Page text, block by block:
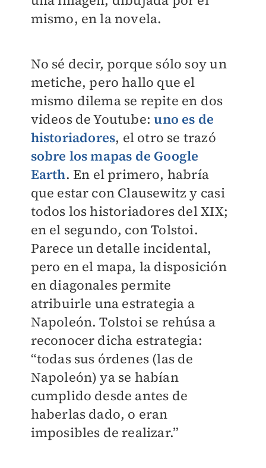
mismo, en la novela.
No sé decir, porque sólo soy un
metiche, pero hallo que el
mismo dilema se repite en dos
videos de Youtube:uno es de
historiadores, el otro se trazó
sobre los mapas de Google
Earth. En el primero, habría
que estar con Clausewitz y casi
todos los historiadores del XIX;
en el segundo, con Tolstoi.
Parece un detalle incidental,
pero en el mapa, la disposición
en diagonales permite
atribuirle una estrategia a
Napoleón. Tolstoi se rehúsa a
reconocer dicha estrategia:
“todas sus órdenes (las de
Napoleón) ya se habían
cumplido desde antes de
haberlas dado, o eran
imposibles de realizar.”